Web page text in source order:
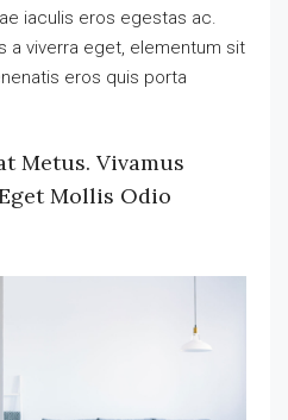
iaculis eros egestas ac.
a viverra eget, elementum sit
eros quis porta
Metus. Vivamus
Mollis Odio